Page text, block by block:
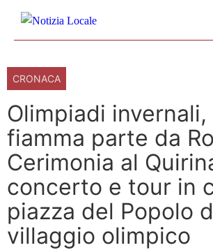
CRONACA
Olimpiadi invernali,
fiamma parte da
Cerimonia al
concerto e tour in
piazza del Popolo
villaggio olimpico